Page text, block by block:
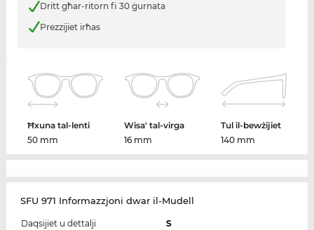
Dritt għar-ritorn fi 30 ġurnata
Prezzijiet irħas
Ħxuna tal-lenti
50 mm
Wisa' tal-virga
16 mm
Tul il-bewżijiet
140 mm
SFU 971 Informazzjoni dwar il-Mudell
Daqsijiet u dettalji
S